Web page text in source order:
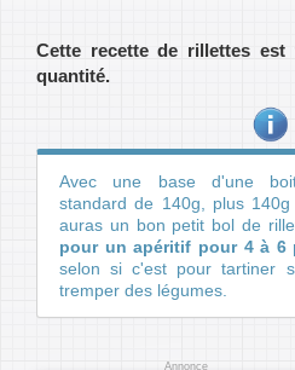
Cette recette de rillettes est
quantité.
Avec une base d'une
standard de 140g, plus
auras un bon petit bol de
pour un apéritif pour 4 à 6
selon si c'est pour tartiner
tremper des légumes.